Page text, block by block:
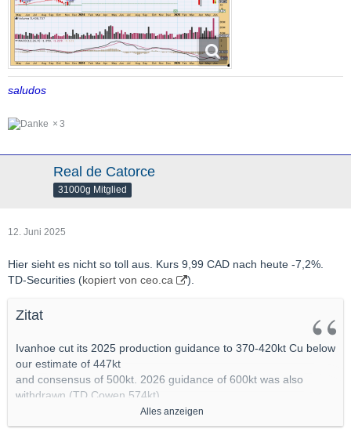
saludos
3
Real de Catorce
31000g Mitglied
12. Juni 2025
Hier sieht es nicht so toll aus. Kurs 9,99 CAD nach heute -7,2%.
TD-Securities (kopiert von ceo.ca ).
Zitat
Ivanhoe cut its 2025 production guidance to 370-420kt Cu below
our estimate of 447kt
and consensus of 500kt. 2026 guidance of 600kt was also
withdrawn (TD Cowen 574kt)
as the company works to de-water Kakula and formulate a plan
to resume mining in the high
Alles anzeigen